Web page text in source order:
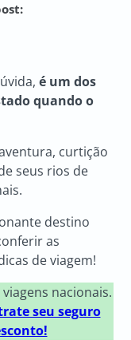
é um dos
quando o
curtição
seus rios de
destino
as
de viagem!
nacionais.
seu seguro